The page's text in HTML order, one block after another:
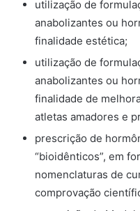
utilização de
anabolizantes ou
finalidade estética;
utilização de
anabolizantes ou
finalidade de
atletas amadores e
prescrição de
“bioidênticos”, em
nomenclaturas de
comprovação